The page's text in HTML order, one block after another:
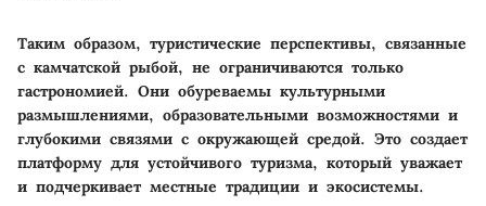
Таким образом, туристические перспективы, связанные
с камчатской рыбой, не ограничиваются только
гастрономией. Они обуреваемы культурными
размышлениями, образовательными возможностями и
глубокими связями с окружающей средой. Это создает
платформу для устойчивого туризма, который уважает
и подчеркивает местные традиции и экосистемы.